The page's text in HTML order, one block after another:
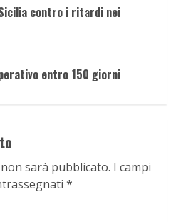
contro i ritardi nei
entro 150 giorni
sarà pubblicato. I campi
*